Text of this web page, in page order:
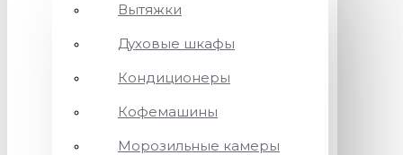
Вытяжки
Духовые шкафы
Кондиционеры
Кофемашины
Морозильные камеры